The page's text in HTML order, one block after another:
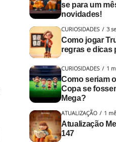
se para um
novidades!
CURIOSIDADES 3
Como jogar
regras e dicas
CURIOSIDADES 1
Como seriam
Copa se
Mega?
ATUALIZAÇÃO 1
Atualização
147